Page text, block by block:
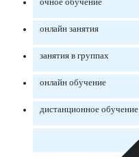
очное обучение
онлайн занятия
занятия в группах
онлайн обучение
дистанционное обучение